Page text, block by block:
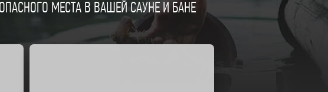
МЕСТА В ВАШЕЙ САУНЕ И БАНЕ